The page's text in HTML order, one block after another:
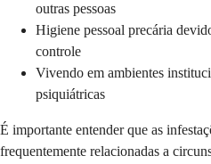
outras pessoas
Higiene pessoal precária
controle
Vivendo em ambientes
psiquiátricas
É importante entender que as
frequentemente relacionadas a